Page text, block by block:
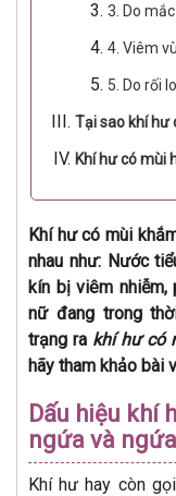
3. Do
4. Viêm
5. Do rối
Tại sao khí hư
Khí hư có mùi
Khí hư có mùi
nhau như: Nước
kín bị viêm nhiễm,
nữ đang trong
trạng ra khí hư có
hãy tham khảo bài
Dấu hiệu khí
ngứa và ngứa
Khí hư hay còn